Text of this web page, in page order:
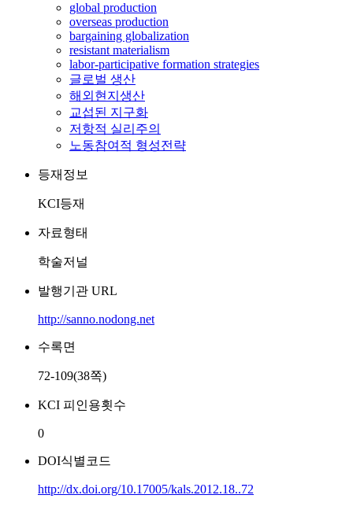
global production
overseas production
bargaining globalization
resistant materialism
labor-participative formation strategies
글로벌 생산
해외현지생산
교섭된 지구화
저항적 실리주의
노동참여적 형성전략
등재정보
KCI등재
자료형태
학술저널
발행기관 URL
http://sanno.nodong.net
수록면
72-109(38쪽)
KCI 피인용횟수
0
DOI식별코드
http://dx.doi.org/10.17005/kals.2012.18..72